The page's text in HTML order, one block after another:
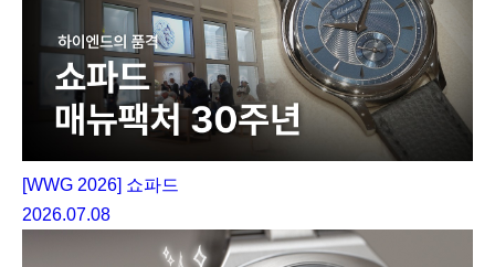
[WWG 2026] 쇼파드
2026.07.08